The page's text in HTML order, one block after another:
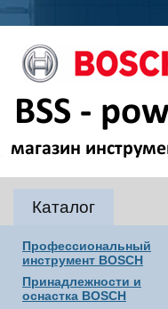
Каталог
Профессиональный
инструмент BOSCH
Принадлежности и
оснастка BOSCH